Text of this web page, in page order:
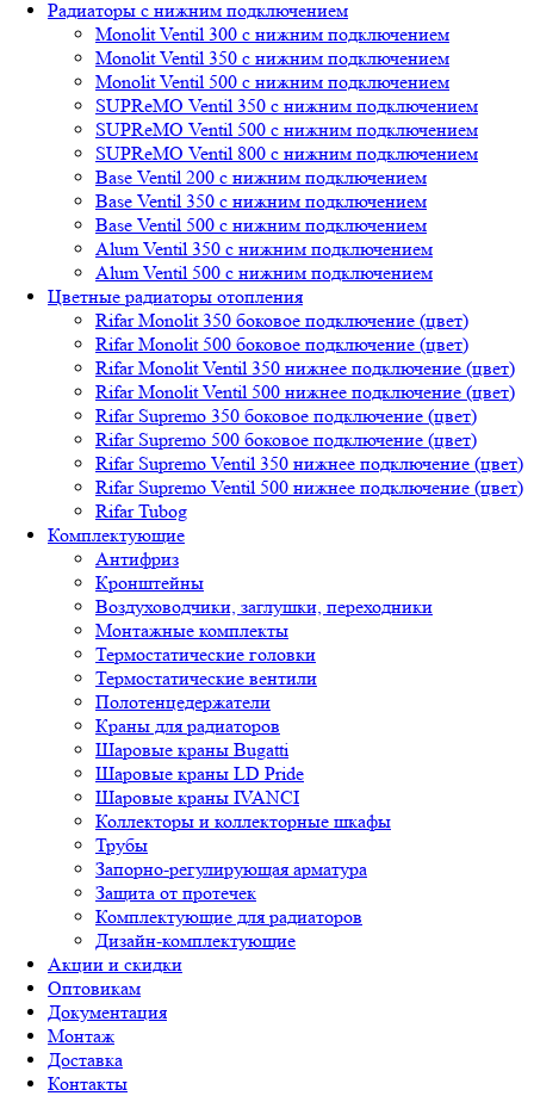
Радиаторы с нижним подключением
Monolit Ventil 300 с нижним подключением
Monolit Ventil 350 с нижним подключением
Monolit Ventil 500 с нижним подключением
SUPReMO Ventil 350 с нижним подключением
SUPReMO Ventil 500 с нижним подключением
SUPReMO Ventil 800 с нижним подключением
Base Ventil 200 с нижним подключением
Base Ventil 350 с нижним подключением
Base Ventil 500 с нижним подключением
Alum Ventil 350 с нижним подключением
Alum Ventil 500 с нижним подключением
Цветные радиаторы отопления
Rifar Monolit 350 боковое подключение (цвет)
Rifar Monolit 500 боковое подключение (цвет)
Rifar Monolit Ventil 350 нижнее подключение (цвет)
Rifar Monolit Ventil 500 нижнее подключение (цвет)
Rifar Supremo 350 боковое подключение (цвет)
Rifar Supremo 500 боковое подключение (цвет)
Rifar Supremo Ventil 350 нижнее подключение (цвет)
Rifar Supremo Ventil 500 нижнее подключение (цвет)
Rifar Tubog
Комплектующие
Антифриз
Кронштейны
Воздуховодчики, заглушки, переходники
Монтажные комплекты
Термостатические головки
Термостатические вентили
Полотенцедержатели
Краны для радиаторов
Шаровые краны Bugatti
Шаровые краны LD Pride
Шаровые краны IVANCI
Коллекторы и коллекторные шкафы
Трубы
Запорно-регулирующая арматура
Защита от протечек
Комплектующие для радиаторов
Дизайн-комплектующие
Акции и скидки
Оптовикам
Документация
Монтаж
Доставка
Контакты